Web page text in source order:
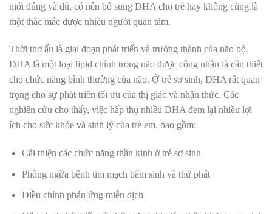
mới đúng và đủ, có nên bổ sung DHA cho trẻ hay không cũng là
một thắc mắc được nhiều người quan tâm.
Thời thơ ấu là giai đoạn phát triển và trưởng thành của não bộ.
DHA là một loại lipid chính trong não được công nhận là cần thiết
cho chức năng bình thường của não. Ở trẻ sơ sinh, DHA rất quan
trọng cho sự phát triển tối ưu của thị giác và nhận thức. Các
nghiên cứu cho thấy, việc hấp thụ nhiều DHA đem lại nhiều lợi
ích cho sức khỏe và sinh lý của trẻ em, bao gồm:
Cải thiện các chức năng thần kinh ở trẻ sơ sinh
Phòng ngừa bệnh tim mạch bẩm sinh và thứ phát
Điều chỉnh phản ứng miễn dịch